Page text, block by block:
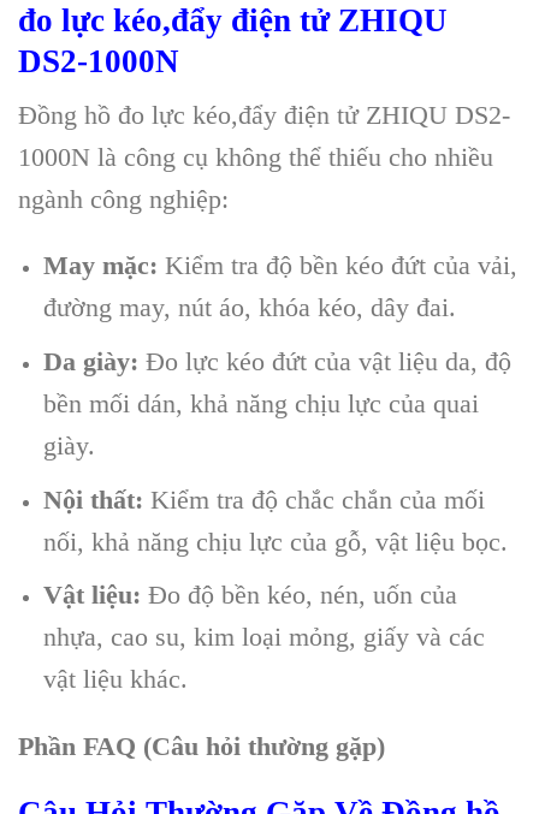
đo lực kéo,đẩy điện tử ZHIQU
DS2-1000N
Đồng hồ đo lực kéo,đẩy điện tử ZHIQU DS2-
1000N là công cụ không thể thiếu cho nhiều
ngành công nghiệp:
May mặc: Kiểm tra độ bền kéo đứt của vải,
đường may, nút áo, khóa kéo, dây đai.
Da giày: Đo lực kéo đứt của vật liệu da, độ
bền mối dán, khả năng chịu lực của quai
giày.
Nội thất: Kiểm tra độ chắc chắn của mối
nối, khả năng chịu lực của gỗ, vật liệu bọc.
Vật liệu: Đo độ bền kéo, nén, uốn của
nhựa, cao su, kim loại mỏng, giấy và các
vật liệu khác.
Phần FAQ (Câu hỏi thường gặp)